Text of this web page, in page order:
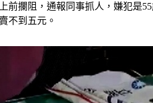
攔阻，通報同事抓人，嫌犯是
不到五元。